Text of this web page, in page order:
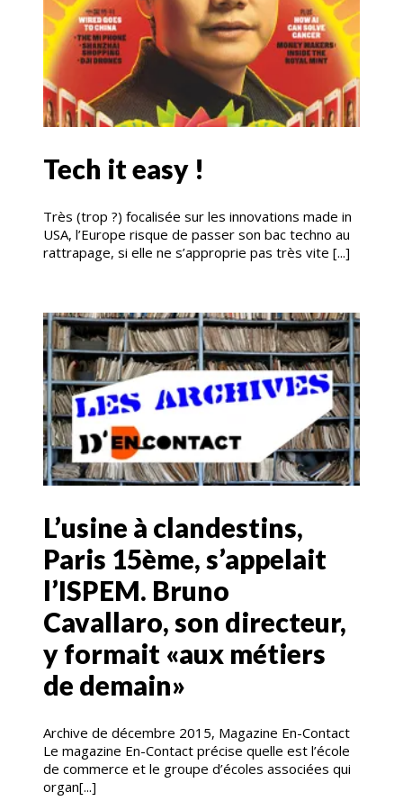
Tech it easy !
Très (trop ?) focalisée sur les innovations made in
USA, l’Europe risque de passer son bac techno au
rattrapage, si elle ne s’approprie pas très vite [...]
L’usine à clandestins,
Paris 15ème, s’appelait
l’ISPEM. Bruno
Cavallaro, son directeur,
y formait «aux métiers
de demain»
Archive de décembre 2015, Magazine En-Contact
Le magazine En-Contact précise quelle est l’école
de commerce et le groupe d’écoles associées qui
organ[...]